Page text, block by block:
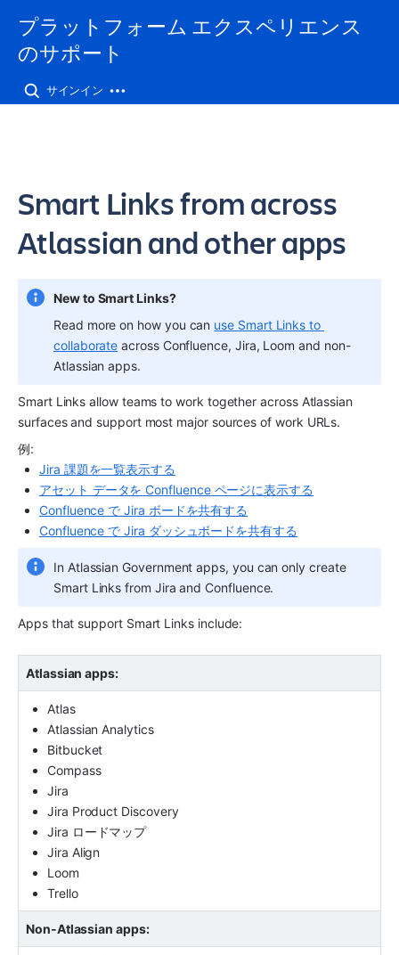
プラットフォーム エクスペリエンス
のサポート
サインイン
Smart Links from across
Atlassian and other apps
New to Smart Links?
Read more on how you can use Smart Links to
collaborate across Confluence, Jira, Loom and non-
Atlassian apps.
Smart Links allow teams to work together across Atlassian
surfaces and support most major sources of work URLs.
例:
Jira 課題を一覧表示する
アセット データを Confluence ページに表示する
Confluence で Jira ボードを共有する
Confluence で Jira ダッシュボードを共有する
In Atlassian Government apps, you can only create
Smart Links from Jira and Confluence.
Apps that support Smart Links include:
Atlassian apps:
Atlas
Atlassian Analytics
Bitbucket
Compass
Jira
Jira Product Discovery
Jira ロードマップ
Jira Align
Loom
Trello
Non-Atlassian apps: